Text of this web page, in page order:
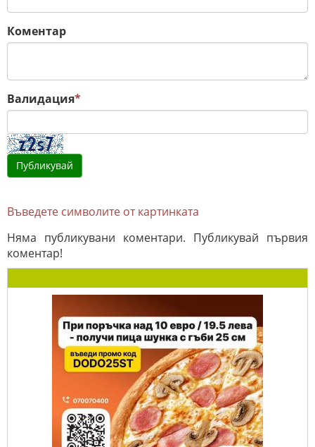
Коментар
Валидация*
Въведете символите от картинката
Няма публикувани коментари. Публикувай първия
коментар!